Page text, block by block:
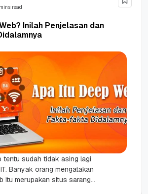
read
Web? Inilah Penjelasan dan
tentu sudah tidak asing lagi
Banyak orang mengatakan
itu merupakan situs sarang